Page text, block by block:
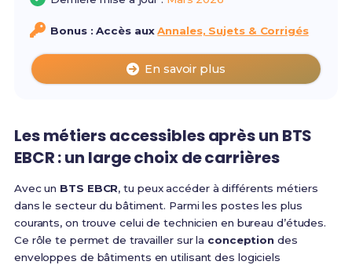
Bonus : Accès auxAnnales, Sujets & Corrigés
En savoir plus
Les métiers accessibles après un BTS
EBCR : un large choix de carrières
Avec un BTS EBCR, tu peux accéder à différents métiers
dans le secteur du bâtiment. Parmi les postes les plus
courants, on trouve celui de technicien en bureau d’études.
Ce rôle te permet de travailler sur la conception des
enveloppes de bâtiments en utilisant des logiciels